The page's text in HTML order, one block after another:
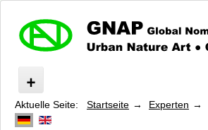
Urban Nature Art
Was ist »GNAP«?
Aktuelle Seite: Startseite Experten